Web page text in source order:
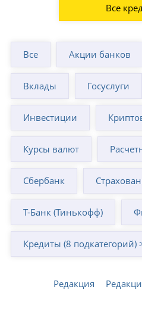
Все
Все Акции банков
Вклады Госуслуги
Инвестиции
Курсы валют
Сбербанк
Т-Банк (Тинькофф)
Кредиты (8 подкатегорий)
Редакция